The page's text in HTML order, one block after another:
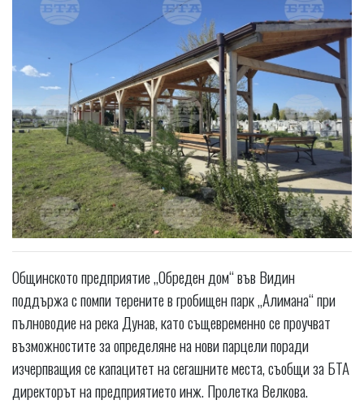
Общинското предприятие ,,Обреден дом“ във Видин
поддържа с помпи терените в гробищен парк „Алимана“ при
пълноводие на река Дунав, като същевременно се проучват
възможностите за определяне на нови парцели поради
изчерпващия се капацитет на сегашните места, съобщи за БТА
директорът на предприятието инж. Пролетка Велкова.